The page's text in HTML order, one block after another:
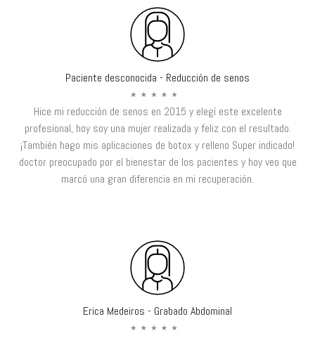
Paciente desconocida - Reducción de senos
Hice mi reducción de senos en 2015 y elegí este excelente
profesional, hoy soy una mujer realizada y feliz con el resultado.
¡También hago mis aplicaciones de botox y relleno Super indicado!
doctor preocupado por el bienestar de los pacientes y hoy veo que
marcó una gran diferencia en mi recuperación.
Erica Medeiros - Grabado Abdominal